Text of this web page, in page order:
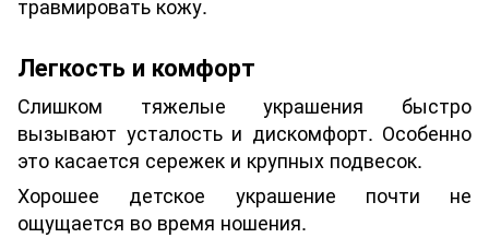
травмировать кожу.
Легкость и комфорт
Слишком тяжелые украшения быстро
вызывают усталость и дискомфорт. Особенно
это касается сережек и крупных подвесок.
Хорошее детское украшение почти не
ощущается во время ношения.